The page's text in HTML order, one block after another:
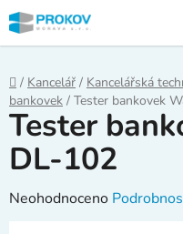
Přejít
na
obsah
Domů
/ Kancelář / Kancelářská
bankovek / Tester bankovek
Tester
DL-102
Průměrné
Neohodnoceno